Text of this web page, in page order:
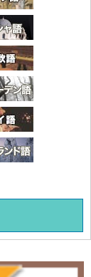
ク語